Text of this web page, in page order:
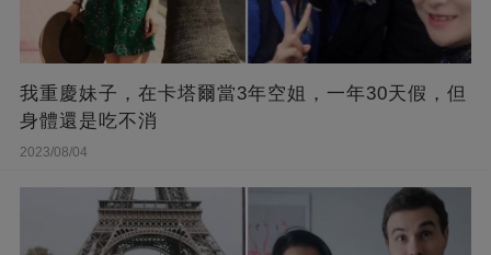
我重慶妹子，在卡塔爾當3年空姐，一年30天假，但
身體還是吃不消
2023/08/04